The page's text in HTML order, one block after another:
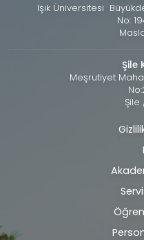
Işık Üniversitesi
No:
Şile
Meşrutiyet
Şile